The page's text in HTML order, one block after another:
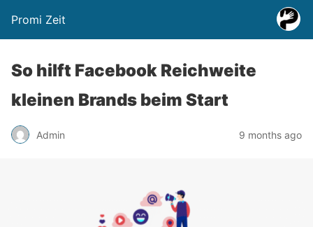
Promi Zeit
So hilft Facebook Reichweite
kleinen Brands beim Start
Admin 9 months ago